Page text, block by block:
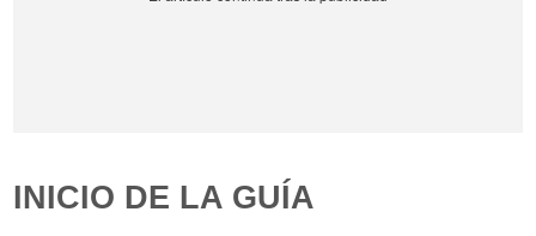
INICIO DE LA GUÍA